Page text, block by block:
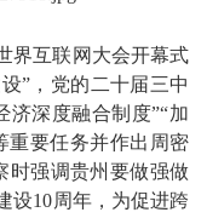
界互联网大会开幕式
”，党的二十届三中
济深度融合制度”“加
重要任务并作出周密
时强调贵州要做强做
设10周年，为促进跨